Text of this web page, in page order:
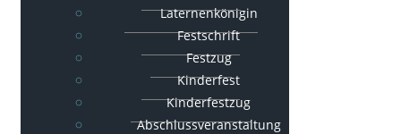
Laternenkönigin
Festschrift
Festzug
Kinderfest
Kinderfestzug
Abschlussveranstaltung